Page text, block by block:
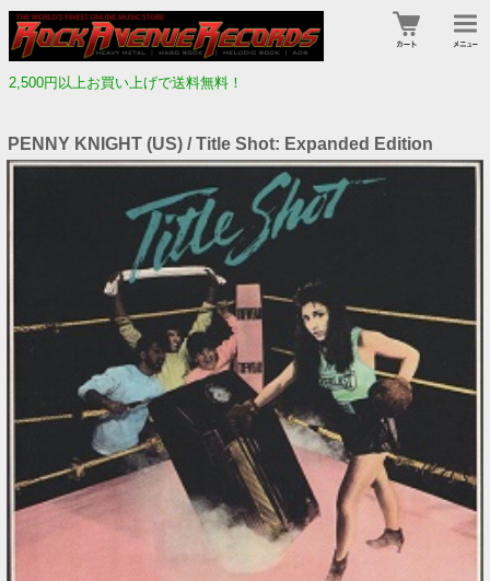
2,500円以上お買い上げで送料無料！
PENNY KNIGHT (US) / Title Shot: Expanded Edition